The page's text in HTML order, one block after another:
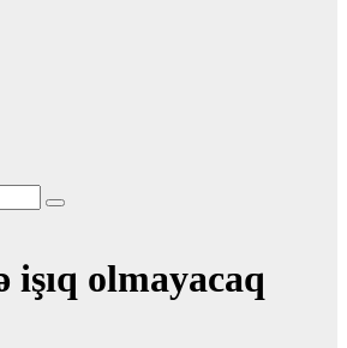
işıq olmayacaq